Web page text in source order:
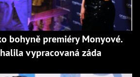
bohyně premiéry Monyové.
vypracovaná záda